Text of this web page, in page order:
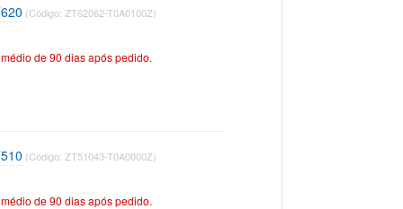
(Código: ZT62062-T0A0100Z)
de 90 dias após pedido.
(Código: ZT51043-T0A0000Z)
de 90 dias após pedido.